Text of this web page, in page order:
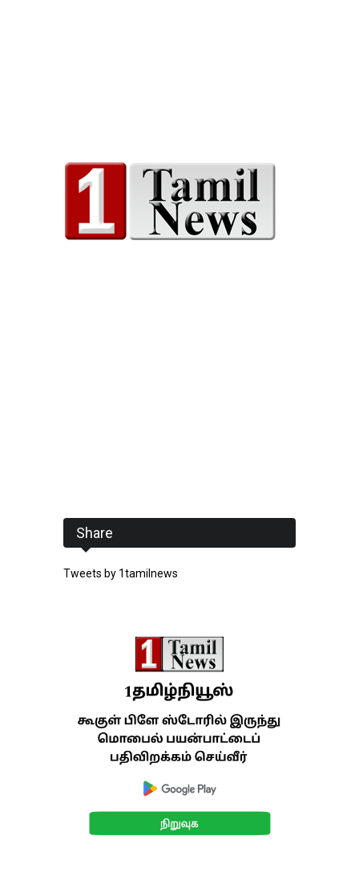
Share
Tweets by 1tamilnews